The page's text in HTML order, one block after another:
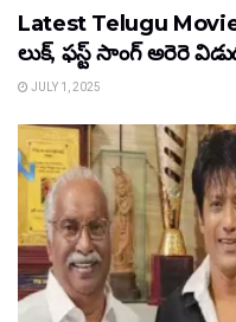
Latest Telugu
లుక్, ఫస్ట్ సాంగ్ అరెరె
JULY 1, 2025